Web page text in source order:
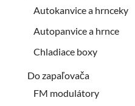
Autokanvice a hrnceky
Autopanvice a hrnce
Chladiace boxy
Do zapaľovača
FM modulátory